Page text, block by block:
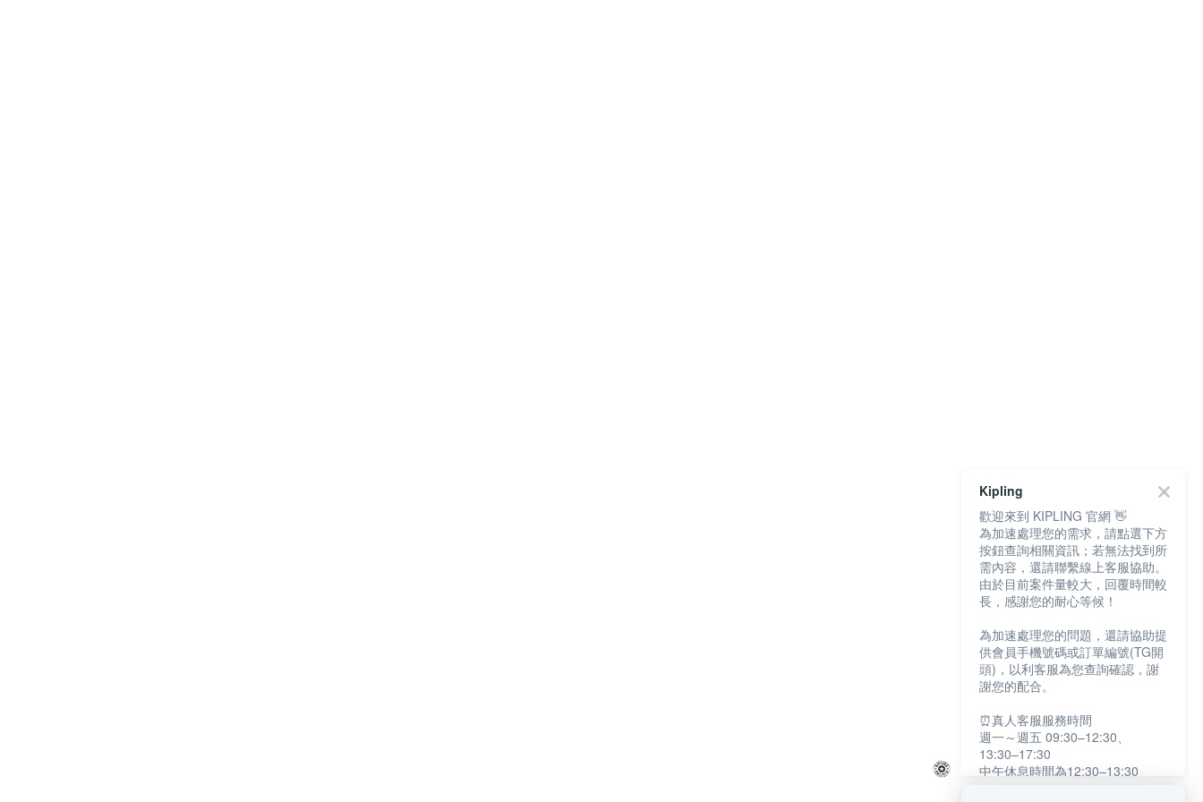
Kipling
歡迎來到 KIPLING 官網 👋
為加速處理您的需求，請點選下方
按鈕查詢相關資訊；若無法找到所
需內容，還請聯繫線上客服協助。
由於目前案件量較大，回覆時間較
長，感謝您的耐心等候！
為加速處理您的問題，還請協助提
供會員手機號碼或訂單編號(TG開
頭)，以利客服為您查詢確認，謝
謝您的配合。
⏰真人客服服務時間
週一～週五 09:30–12:30、
13:30–17:30
中午休息時間為12:30–13:30